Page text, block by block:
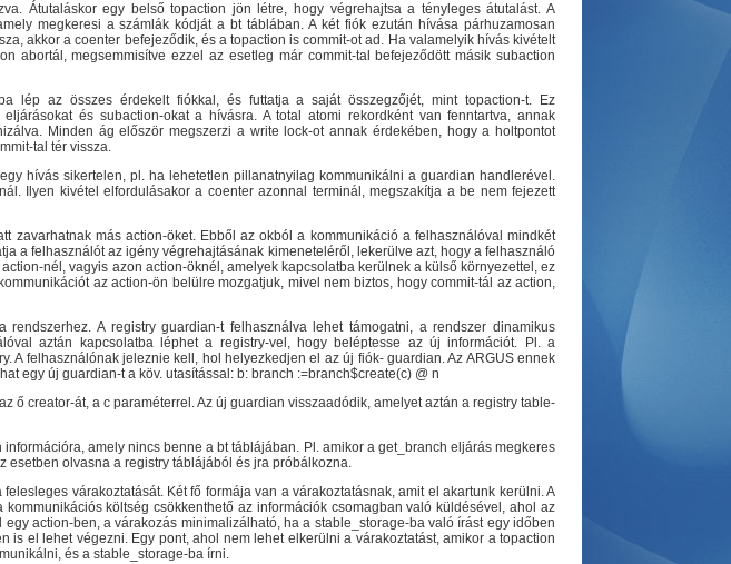
Átutaláskor egy belső topaction jön létre, hogy végrehajtsa a tényleges átutalást. A
megkeresi a számlák kódját a bt táblában. A két fiók ezután hívása párhuzamosan
akkor a coenter befejeződik, és a topaction is commit-ot ad. Ha valamelyik hívás kivételt
abortál, megsemmisítve ezzel az esetleg már commit-tal befejeződött másik subaction
lép az összes érdekelt fiókkal, és futtatja a saját összegzőjét, mint topaction-t. Ez
és subaction-okat a hívásra. A total atomi rekordként van fenntartva, annak
Minden ág először megszerzi a write lock-ot annak érdekében, hogy a holtpontot
tal tér vissza.
hívás sikertelen, pl. ha lehetetlen pillanatnyilag kommunikálni a guardian handlerével.
Ilyen kivétel elfordulásakor a coenter azonnal terminál, megszakítja a be nem fejezett
zavarhatnak más action-öket. Ebből az okból a kommunikáció a felhasználóval mindkét
a felhasználót az igény végrehajtásának kimeneteléről, lekerülve azt, hogy a felhasználó
nél, vagyis azon action-öknél, amelyek kapcsolatba kerülnek a külső környezettel, ez
az action-ön belülre mozgatjuk, mivel nem biztos, hogy commit-tál az action,
A registry guardian-t felhasználva lehet támogatni, a rendszer dinamikus
aztán kapcsolatba léphet a registry-vel, hogy beléptesse az új információt. Pl. a
A felhasználónak jeleznie kell, hol helyezkedjen el az új fiók- guardian. Az ARGUS ennek
egy új guardian-t a köv. utasítással: b: branch :=branch$create(c) @ n
ő creator-át, a c paraméterrel. Az új guardian visszaadódik, amelyet aztán a registry table-
amely nincs benne a bt táblájában. Pl. amikor a get_branch eljárás megkeres
esetben olvasna a registry táblájából és jra próbálkozna.
várakoztatását. Két fő formája van a várakoztatásnak, amit el akartunk kerülni. A
költség csökkenthető az információk csomagban való küldésével, ahol az
action-ben, a várakozás minimalizálható, ha a stable_storage-ba való írást egy időben
el lehet végezni. Egy pont, ahol nem lehet elkerülni a várakoztatást, amikor a topaction
és a stable_storage-ba írni.